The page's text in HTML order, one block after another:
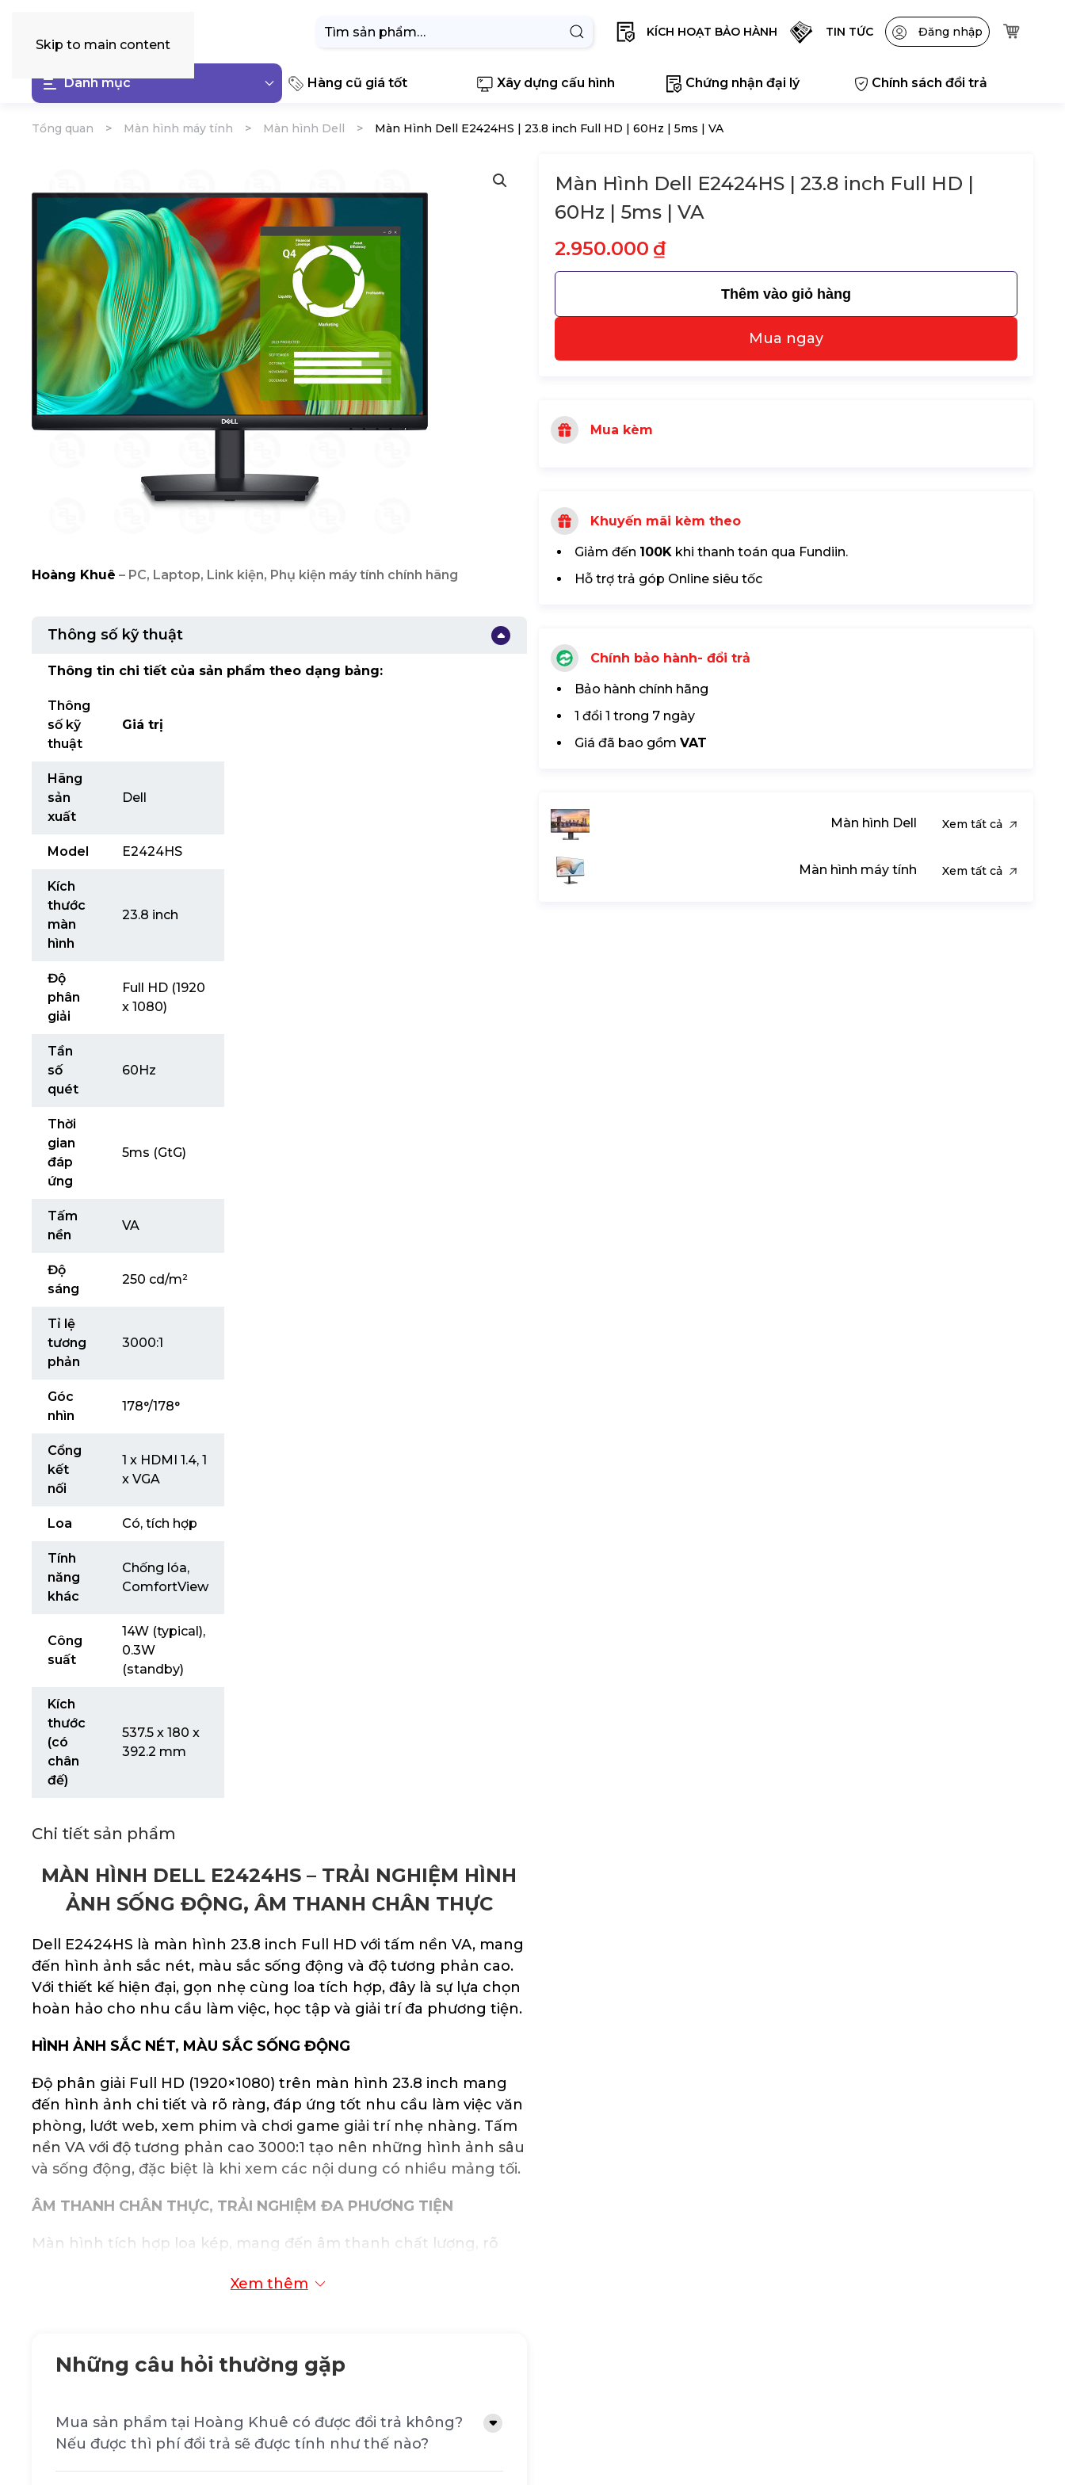
Skip to main content
Tìm
KÍCH HOẠT BẢO HÀNH TIN TỨC Đăng nhập
Danh mục Hàng cũ giá tốt Xây dựng cấu hình Chứng nhận đại lý Chính sách đổi trả
Tổng quan Màn hình máy tính Màn hình Dell Màn Hình Dell E2424HS | 23.8 inch Full HD | 60Hz | 5ms | VA
Hoàng Khuê – PC, Laptop, Link kiện, Phụ kiện máy tính chính hãng
Thông số kỹ thuật
Thông tin chi tiết của sản phẩm theo dạng bảng:
Thông
số kỹ
thuật
Giá trị
Hãng
sản
xuất
Dell
Model E2424HS
Kích
thước
màn
hình
23.8 inch
Độ
phân
giải
Full HD (1920
x 1080)
Tần
số
quét
60Hz
Thời
gian
đáp
ứng
5ms (GtG)
Tấm
nền
VA
Độ
sáng
250 cd/m²
Tỉ lệ
tương
phản
3000:1
Góc
nhìn
178°/178°
Cổng
kết
nối
1 x HDMI 1.4, 1
x VGA
Loa Có, tích hợp
Tính
năng
khác
Chống lóa,
ComfortView
Công
suất
14W (typical),
0.3W
(standby)
Kích
thước
(có
chân
đế)
537.5 x 180 x
392.2 mm
Chi tiết sản phẩm
MÀN HÌNH DELL E2424HS – TRẢI NGHIỆM HÌNH
ẢNH SỐNG ĐỘNG, ÂM THANH CHÂN THỰC
Dell E2424HS là màn hình 23.8 inch Full HD với tấm nền VA, mang
đến hình ảnh sắc nét, màu sắc sống động và độ tương phản cao.
Với thiết kế hiện đại, gọn nhẹ cùng loa tích hợp, đây là sự lựa chọn
hoàn hảo cho nhu cầu làm việc, học tập và giải trí đa phương tiện.
HÌNH ẢNH SẮC NÉT, MÀU SẮC SỐNG ĐỘNG
Độ phân giải Full HD (1920×1080) trên màn hình 23.8 inch mang
đến hình ảnh chi tiết và rõ ràng, đáp ứng tốt nhu cầu làm việc văn
phòng, lướt web, xem phim và chơi game giải trí nhẹ nhàng. Tấm
nền VA với độ tương phản cao 3000:1 tạo nên những hình ảnh sâu
và sống động, đặc biệt là khi xem các nội dung có nhiều mảng tối.
ÂM THANH CHÂN THỰC, TRẢI NGHIỆM ĐA PHƯƠNG TIỆN
Màn hình tích hợp loa kép, mang đến âm thanh chất lượng, rõ
hay chơi game mà không cần phải kết nối thêm loa ngoài, tiết
Dell E2424HS sở hữu thiết kế hiện đại với viền màn hình mỏng,
mạch. Chân đế vững chắc giúp màn hình đứng ổn định trên bàn,
đồng thời cho phép bạn điều chỉnh độ nghiêng để có góc nhìn
thoải mái nhất.
Xem thêm
Những câu hỏi thường gặp
Mua sản phẩm tại Hoàng Khuê có được đổi trả không?
Nếu được thì phí đổi trả sẽ được tính như thế nào?
Màn Hình Dell E2424HS | 23.8 inch Full HD |
60Hz | 5ms | VA
2.950.000 ₫
Thêm vào giỏ hàng
Mua ngay
Mua kèm
Khuyến mãi kèm theo
Giảm đến 100K khi thanh toán qua Fundiin.
Hỗ trợ trả góp Online siêu tốc
Chính bảo hành- đổi trả
Bảo hành chính hãng
1 đổi 1 trong 7 ngày
Giá đã bao gồm VAT
Màn hình Dell Xem tất cả
Màn hình máy tính Xem tất cả